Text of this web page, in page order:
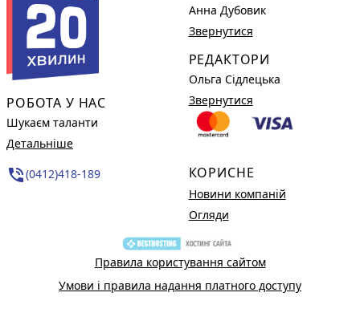
РОБОТА У НАС
Шукаєм таланти
Детальніше
phone_in_talk(0412)418-189
Анна Дубовик
Звернутися
РЕДАКТОРИ
Ольга Сідлецька
Звернутися
КОРИСНЕ
Новини компаній
Огляди
Правила користування сайтом
Умови і правила надання платного доступу